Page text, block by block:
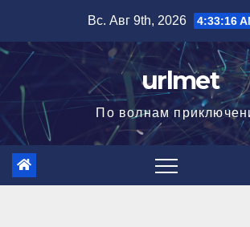
содержимому
Вс. Авг 9th, 2026 4:33:17
urlmet
По волнам